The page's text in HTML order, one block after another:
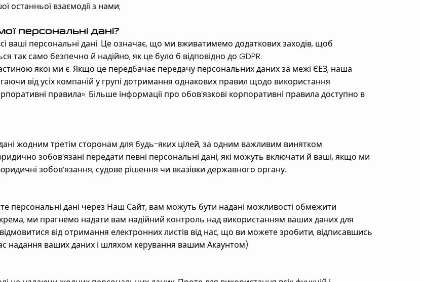
останньої взаємодії з нами;
персональні дані?
ваші персональні дані. Це означає, що ми вживатимемо додаткових заходів, щоб
так само безпечно й надійно, як це було б відповідно до GDPR.
якої ми є. Якщо це передбачає передачу персональних даних за межі ЄЕЗ, наша
від усіх компаній у групі дотримання однакових правил щодо використання
правила». Більше інформації про обов’язкові корпоративні правила доступно в
жодним третім сторонам для будь-яких цілей, за одним важливим винятком.
зобов’язані передати певні персональні дані, які можуть включати й ваші, якщо ми
зобов’язання, судове рішення чи вказівки державного органу.
персональні дані через Наш Сайт, вам можуть бути надані можливості обмежити
ми прагнемо надати вам надійний контроль над використанням ваших даних для
від отримання електронних листів від нас, що ви можете зробити, відписавшись
надання ваших даних і шляхом керування вашим Акаунтом).